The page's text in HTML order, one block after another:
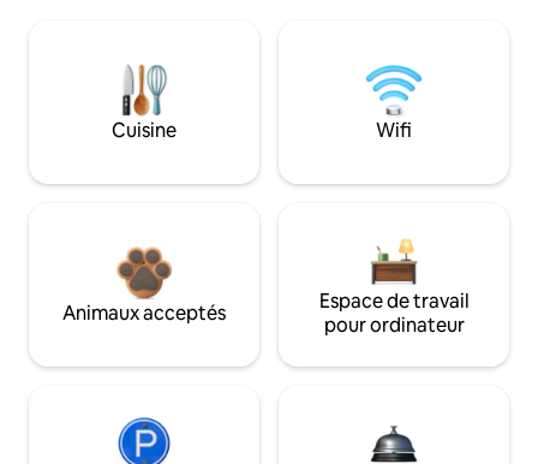
Cuisine Wifi
Animaux acceptés
Espace de travail
pour ordinateur